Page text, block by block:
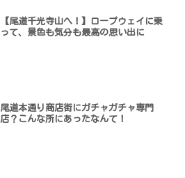
【尾道千光寺山へ！】ロープウェイに乗
って、景色も気分も最高の思い出に
尾道本通り商店街にガチャガチャ専門
店？こんな所にあったなんて！